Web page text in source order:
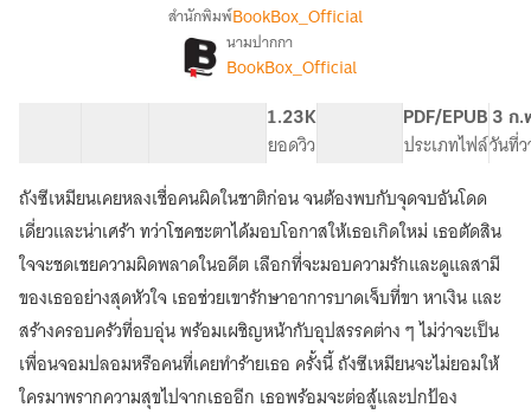
แกร่ง
80
10
เรื่อง[จบ]
ย้อน
เวลา
รัก:
ภรรยา
สุด
แกร่ง
แห่ง
ยุค
80
สำนักพิมพ์BookBox_Official
นามปากกา
BookBox_Official
1.23K
ยอดวิว
PDF/EPUB
ประเภทไฟล์
3 ก.
วันที่
ถังซีเหมียนเคยหลงเชื่อคนผิดในชาติก่อน จนต้องพบกับจุดจบอันโดด
เดี่ยวและน่าเศร้า ทว่าโชคชะตาได้มอบโอกาสให้เธอเกิดใหม่ เธอตัดสิน
ใจจะชดเชยความผิดพลาดในอดีต เลือกที่จะมอบความรักและดูแลสามี
ของเธออย่างสุดหัวใจ เธอช่วยเขารักษาอาการบาดเจ็บที่ขา หาเงิน และ
สร้างครอบครัวที่อบอุ่น พร้อมเผชิญหน้ากับอุปสรรคต่าง ๆ ไม่ว่าจะเป็น
เพื่อนจอมปลอมหรือคนที่เคยทำร้ายเธอ ครั้งนี้ ถังซีเหมียนจะไม่ยอมให้
ใครมาพรากความสุขไปจากเธออีก เธอพร้อมจะต่อสู้และปกป้อง